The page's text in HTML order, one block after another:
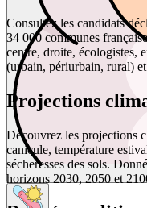
Consultez les candidats
34 000 communes
centre, droite, écologistes,
(urbain, périurbain, rural)
Projections
Découvrez les projections
canicule, température
sécheresses des sols.
horizons 2030, 2050 et